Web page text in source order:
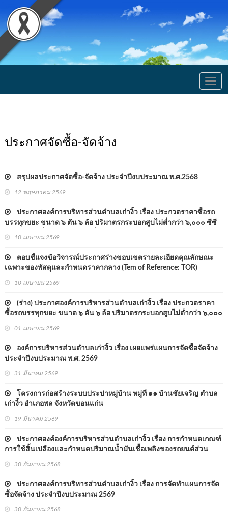
ประกาศจัดซื้อ-จัดจ้าง
สรุปผลประกาศจัดซื้อ-จัดจ้าง ประจำปีงบประมาณ พ.ศ.2568
12 พฤษภาคม 2569
ประกาศองค์การบริหารส่วนตำบลเก่างิ้ว เรื่อง ประกวดราคาซื้อรถ
บรรทุกขยะ ขนาด ๖ ตัน ๖ ล้อ ปริมาตรกระบอกสูบไม่ต่ำกว่า ๖,๐๐๐ ซีซี
10 เมษายน 2569
ตอบชี้แจงข้อวิจารณ์ประกาศร่างขอบเขตรายละเอียดคุณลักษณะ
เฉพาะของพัสดุและกำหนดราคากลาง (Tem of Reference: TOR)
10 เมษายน 2569
(ร่าง) ประกาศองค์การบริหารส่วนตำบลเก่างิ้ว เรื่อง ประกวดราคา
ซื้อรถบรรทุกขยะ ขนาด ๖ ตัน ๖ ล้อ ปริมาตรกระบอกสูบไม่ต่ำกว่า ๖,๐๐๐
01 เมษายน 2569
องค์การบริหารส่วนตำบลเก่างิ้ว เรื่อง เผยแพร่แผนการจัดซื้อจัดจ้าง
ประจำปีงบประมาณ พ.ศ. 2569
31 มีนาคม 2569
โครงการก่อสร้างระบบประปาหมู่บ้าน หมู่ที่ ๑๑ บ้านชัยเจริญ ตำบล
เก่างิ้ว อำเภอพล จังหวัดขอนแก่น
19 มีนาคม 2569
ประกาศองค์องค์การบริหารส่วนตำบลเก่างิ้ว เรื่อง การกำหนดเกณฑ์
การใช้สิ้นเปลืองและกำหนดปริมาณน้ำมันเชื้อเพลิงของรถยนต์ส่วน
กลางเครื่องตัดหญ้าและเครื่องแต่งกิ่งต้นไม่ ประจำปีงบประมาณ 2569
30 กันยายน 2568
ประกาศองค์การบริหารส่วนตำบลเก่างิ้ว เรื่อง การจัดทำแผนการจัด
ซื้อจัดจ้าง ประจำปีงบประมาณ 2569
30 กันยายน 2568